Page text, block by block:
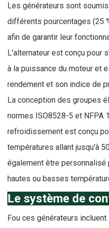
Les générateurs sont
différents pourcentages (25
afin de garantir leur
L'alternateur est conçu pour
à la puissance du moteur et
rendement et son indice de
La conception des groupes
normes ISO8528-5 et NFPA
refroidissement est conçu
températures allant jusqu'à
également être personnalisé
hautes ou basses
Le système de
Fou ces générateurs